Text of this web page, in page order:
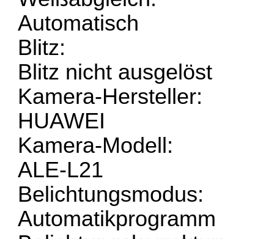
Automatisch
Blitz:
Blitz nicht ausgelöst
Kamera-Hersteller:
HUAWEI
Kamera-Modell:
ALE-L21
Belichtungsmodus:
Automatikprogramm